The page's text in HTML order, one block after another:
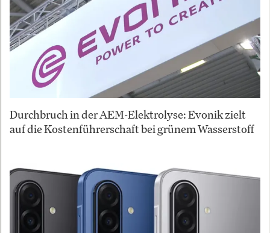
Durchbruch in der AEM-Elektrolyse: Evonik zielt
auf die Kostenführerschaft bei grünem Wasserstoff